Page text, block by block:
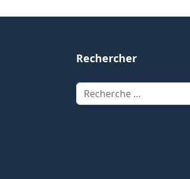
Rechercher
Rechercher